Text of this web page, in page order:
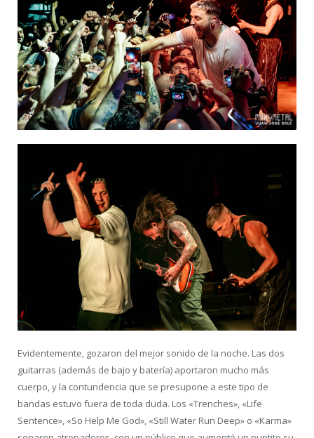
Evidentemente, gozaron del mejor sonido de la noche. Las dos
guitarras (además de bajo y batería) aportaron mucho más
cuerpo, y la contundencia que se presupone a este tipo de
bandas estuvo fuera de toda duda. Los «Trenches», «Life
Sentence», «So Help Me God», «Still Water Run Deep» o «Karma»